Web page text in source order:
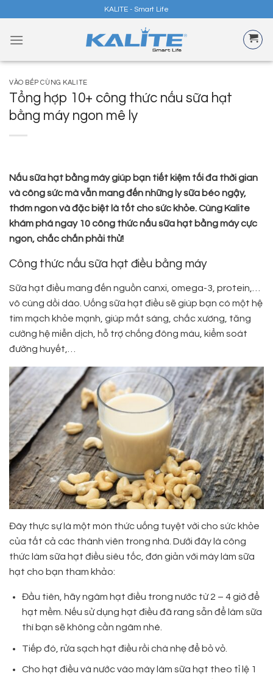
content
KALITE - Smart Life
VÀO BẾP CÙNG KALITE
Tổng hợp 10+ công thức nấu sữa hạt
bằng máy ngon mê ly
Nấu sữa hạt bằng máy giúp bạn tiết kiệm tối đa thời gian
và công sức mà vẫn mang đến những ly sữa béo ngậy,
thơm ngon và đặc biệt là tốt cho sức khỏe. Cùng Kalite
khám phá ngay 10 công thức nấu sữa hạt bằng máy cực
ngon, chắc chắn phải thử!
Công thức nấu sữa hạt điều bằng máy
Sữa hạt điều mang đến nguồn canxi, omega-3, protein,…
vô cùng dồi dào. Uống sữa hạt điều sẽ giúp bạn có một hệ
tim mạch khỏe mạnh, giúp mắt sáng, chắc xương, tăng
cường hệ miễn dịch, hỗ trợ chống đông máu, kiểm soát
đường huyết,…
Đây thực sự là một món thức uống tuyệt vời cho sức khỏe
của tất cả các thành viên trong nhà. Dưới đây là công
thức làm sữa hạt điều siêu tốc, đơn giản với máy làm sữa
hạt cho bạn tham khảo:
Đầu tiên, hãy ngâm hạt điều trong nước từ 2 – 4 giờ để
hạt mềm. Nếu sử dụng hạt điều đã rang sẵn để làm sữa
thì bạn sẽ không cần ngâm nhé.
Tiếp đó, rửa sạch hạt điều rồi chà nhẹ để bỏ vỏ.
Cho hạt điều và nước vào máy làm sữa hạt theo tỉ lệ 1